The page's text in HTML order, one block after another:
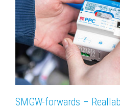
SMGW-forwards –